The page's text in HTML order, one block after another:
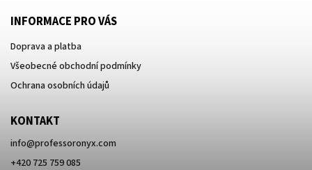
INFORMACE PRO VÁS
Doprava a platba
Všeobecné obchodní podmínky
Ochrana osobních údajů
KONTAKT
info@professoronyx.com
+420 725 759 085